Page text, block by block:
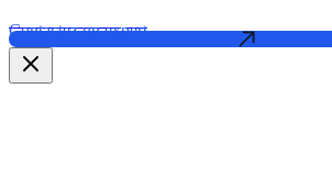
Contactez un expert